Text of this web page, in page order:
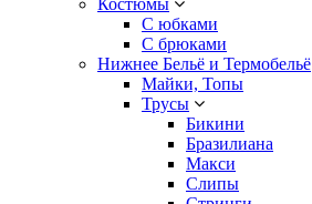
Костюмы
С юбками
С брюками
Нижнее Бельё и Термобельё
Майки, Топы
Трусы
Бикини
Бразилиана
Макси
Слипы